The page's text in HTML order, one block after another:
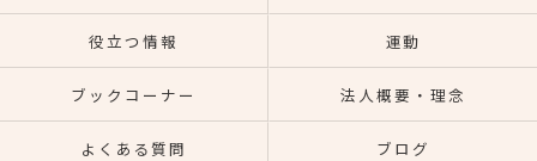
役立つ情報 運動
ブックコーナー 法人概要・理念
よくある質問 ブログ